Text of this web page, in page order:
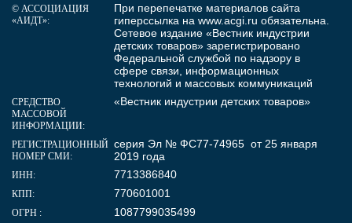
© АССОЦИАЦИЯ
«АИДТ»:
При перепечатке материалов сайта
гиперссылка на www.acgi.ru обязательна.
Сетевое издание «Вестник индустрии
детских товаров» зарегистрировано
Федеральной службой по надзору в
сфере связи, информационных
технологий и массовых коммуникаций
СРЕДСТВО
МАССОВОЙ
ИНФОРМАЦИИ:
«Вестник индустрии детских товаров»
РЕГИСТРАЦИОННЫЙ
НОМЕР СМИ:
серия Эл № ФС77-74965 от 25 января
2019 года
ИНН: 7713386840
КПП: 770601001
ОГРН : 1087799035499